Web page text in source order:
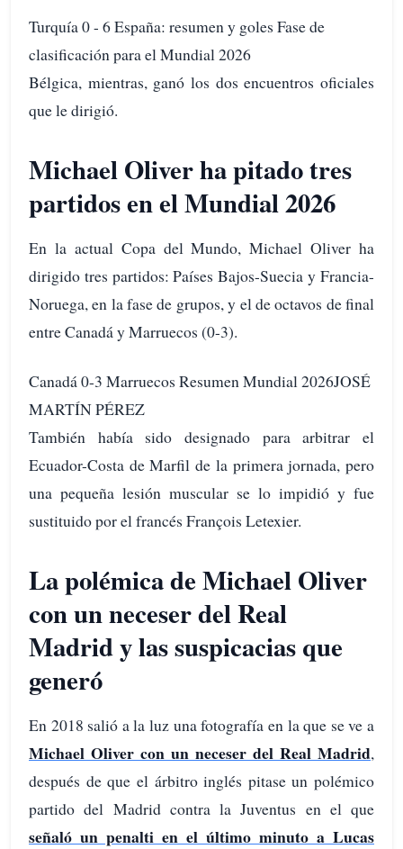
Turquía 0 - 6 España: resumen y goles Fase de
clasificación para el Mundial 2026
Bélgica, mientras, ganó los dos encuentros oficiales
que le dirigió.
Michael Oliver ha pitado tres
partidos en el Mundial 2026
En la actual Copa del Mundo, Michael Oliver ha
dirigido tres partidos: Países Bajos-Suecia y Francia-
Noruega, en la fase de grupos, y el de octavos de final
entre Canadá y Marruecos (0-3).
Canadá 0-3 Marruecos Resumen Mundial 2026JOSÉ
MARTÍN PÉREZ
También había sido designado para arbitrar el
Ecuador-Costa de Marfil de la primera jornada, pero
una pequeña lesión muscular se lo impidió y fue
sustituido por el francés François Letexier.
La polémica de Michael Oliver
con un neceser del Real
Madrid y las suspicacias que
generó
En 2018 salió a la luz una fotografía en la que se ve a
Michael Oliver con un neceser del Real Madrid,
después de que el árbitro inglés pitase un polémico
partido del Madrid contra la Juventus en el que
señaló un penalti en el último minuto a Lucas